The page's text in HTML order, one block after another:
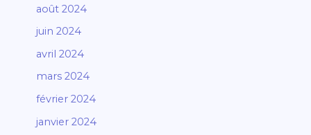
août 2024
juin 2024
avril 2024
mars 2024
février 2024
janvier 2024